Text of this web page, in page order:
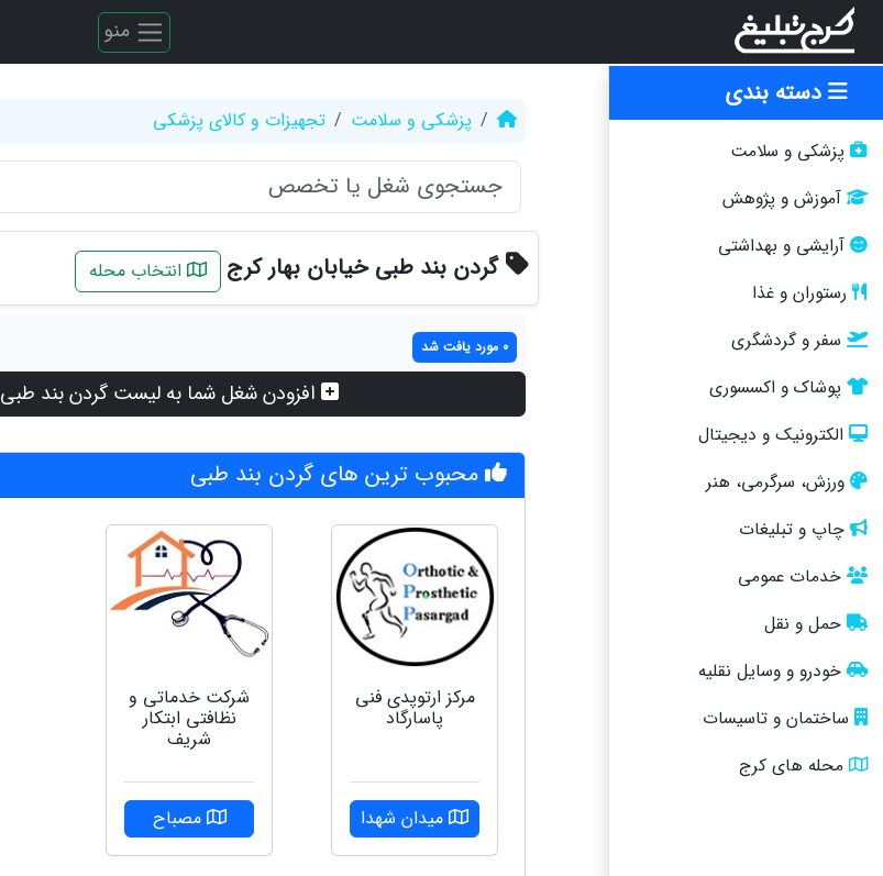
منو
دسته بندی
پزشکی و سلامت
آموزش و پژوهش
آرایشی و بهداشتی
رستوران و غذا
سفر و گردشگری
پوشاک و اکسسوری
الکترونیک و دیجیتال
ورزش، سرگرمی، هنر
چاپ و تبلیغات
خدمات عمومی
حمل و نقل
خودرو و وسایل نقلیه
ساختمان و تاسیسات
محله های کرج
پزشکی و سلامت تجهیزات و کالای پزشکی
گردن بند طبی خیابان بهار کرج انتخاب محله
0 مورد یافت شد
افزودن شغل شما به لیست گردن بند طبی
محبوب ترین های گردن بند طبی
مرکز ارتوپدی فنی
پاسارگاد
میدان شهدا
شرکت خدماتی و
نظافتی ابتکار
شریف
مصباح